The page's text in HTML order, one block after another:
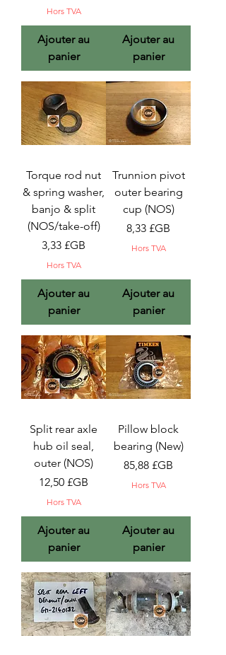
Hors TVA
Ajouter au
panier
Ajouter au
panier
Torque rod nut
& spring washer,
banjo & split
(NOS/take-off)
Prix
3,33 £GB
Hors TVA
Ajouter au
panier
Trunnion pivot
outer bearing
cup (NOS)
Prix
8,33 £GB
Hors TVA
Ajouter au
panier
Split rear axle
hub oil seal,
outer (NOS)
Prix
12,50 £GB
Hors TVA
Ajouter au
panier
Pillow block
bearing (New)
Prix
85,88 £GB
Hors TVA
Ajouter au
panier